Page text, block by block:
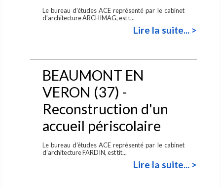
Le bureau d'études ACE représenté par le cabinet
d’architecture ARCHIMAG, est t...
Lire la suite... >
BEAUMONT EN
VERON (37) -
Reconstruction d'un
accueil périscolaire
Le bureau d'études ACE représenté par le cabinet
d’architecture FARDIN, est tit...
Lire la suite... >